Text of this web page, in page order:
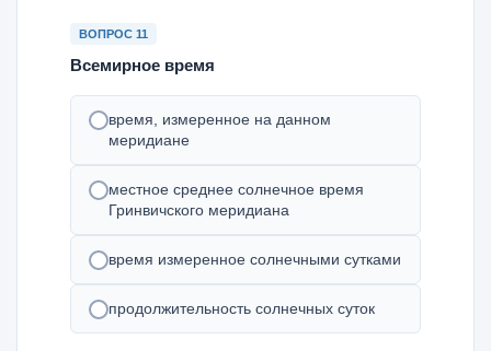
ВОПРОС 11
Всемирное время
время, измеренное на данном
меридиане
местное среднее солнечное время
Гринвичского меридиана
время измеренное солнечными сутками
продолжительность солнечных суток